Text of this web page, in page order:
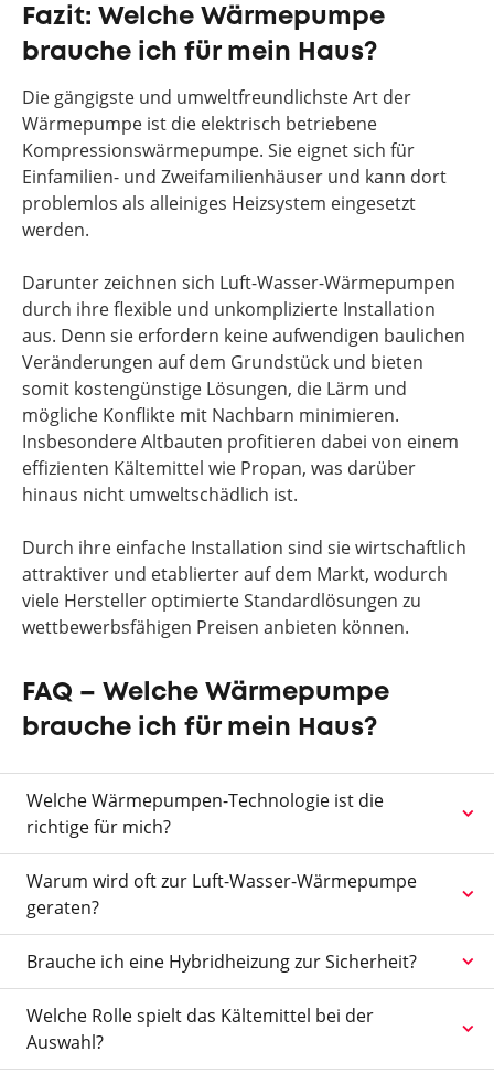
Fazit: Welche Wärmepumpe
brauche ich für mein Haus?
Die gängigste und umweltfreundlichste Art der
Wärmepumpe ist die elektrisch betriebene
Kompressionswärmepumpe. Sie eignet sich für
Einfamilien- und Zweifamilienhäuser und kann dort
problemlos als alleiniges Heizsystem eingesetzt
werden.
Darunter zeichnen sich Luft-Wasser-Wärmepumpen
durch ihre flexible und unkomplizierte Installation
aus. Denn sie erfordern keine aufwendigen baulichen
Veränderungen auf dem Grundstück und bieten
somit kostengünstige Lösungen, die Lärm und
mögliche Konflikte mit Nachbarn minimieren.
Insbesondere Altbauten profitieren dabei von einem
effizienten Kältemittel wie Propan, was darüber
hinaus nicht umweltschädlich ist.
Durch ihre einfache Installation sind sie wirtschaftlich
attraktiver und etablierter auf dem Markt, wodurch
viele Hersteller optimierte Standardlösungen zu
wettbewerbsfähigen Preisen anbieten können.
FAQ – Welche Wärmepumpe
brauche ich für mein Haus?
Welche Wärmepumpen-Technologie ist die
richtige für mich?
Warum wird oft zur Luft-Wasser-Wärmepumpe
geraten?
Brauche ich eine Hybridheizung zur Sicherheit?
Welche Rolle spielt das Kältemittel bei der
Auswahl?